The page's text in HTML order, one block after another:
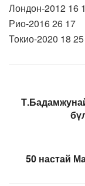
Лондон-2012 16
Рио-2016 26 17
Токио-2020 18 25
50 настай